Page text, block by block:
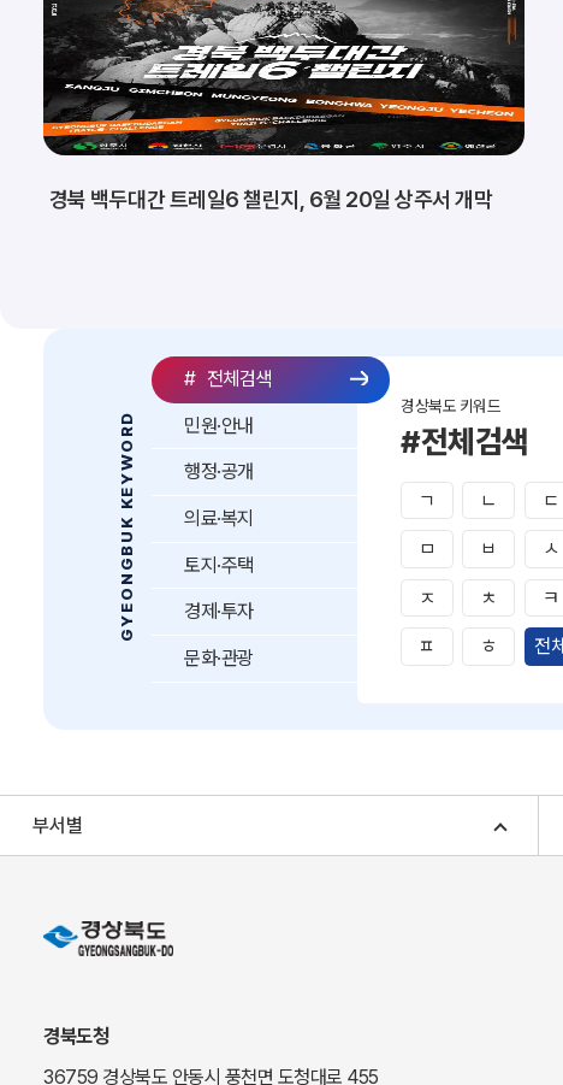
경북 백두대간 트레일6 챌린지, 6월 20일 상주서 개막
GYEONGBUK KEYWORD
# 전체검색
경상북도 키워드
#전체검색
ㄱ ㄴ ㄷ
ㅁ ㅂ ㅅ
ㅈ ㅊ ㅋ
ㅍ ㅎ 전체
민원·안내
행정·공개
의료·복지
토지·주택
경제·투자
문화·관광
부서별
경북도청
36759 경상북도 안동시 풍천면 도청대로 455